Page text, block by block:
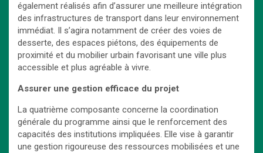
également réalisés afin d’assurer une meilleure intégration
des infrastructures de transport dans leur environnement
immédiat. Il s’agira notamment de créer des voies de
desserte, des espaces piétons, des équipements de
proximité et du mobilier urbain favorisant une ville plus
accessible et plus agréable à vivre.
Assurer une gestion efficace du projet
La quatrième composante concerne la coordination
générale du programme ainsi que le renforcement des
capacités des institutions impliquées. Elle vise à garantir
une gestion rigoureuse des ressources mobilisées et une